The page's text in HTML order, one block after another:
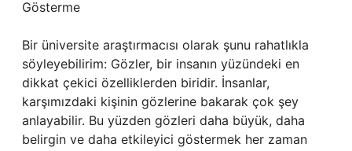
Gösterme
Bir üniversite araştırmacısı olarak şunu rahatlıkla
söyleyebilirim: Gözler, bir insanın yüzündeki en
dikkat çekici özelliklerden biridir. İnsanlar,
karşımızdaki kişinin gözlerine bakarak çok şey
anlayabilir. Bu yüzden gözleri daha büyük, daha
belirgin ve daha etkileyici göstermek her zaman